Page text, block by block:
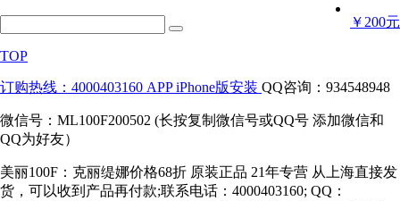
￥200元
TOP
订购热线：4000403160 APP iPhone版安装 QQ咨询：934548948
微信号：ML100F200502 (长按复制微信号或QQ号 添加微信和
QQ为好友）
美丽100F：克丽缇娜价格68折 原装正品 21年专营 从上海直接发
货，可以收到产品再付款;联系电话：4000403160; QQ：